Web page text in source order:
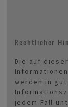
Rechtlicher
Die auf
werden in
jedem Fall